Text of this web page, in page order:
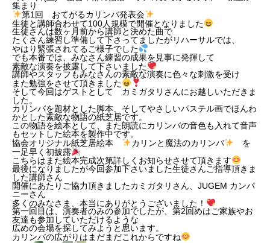
集まり
第1回 おてがるカリンバ発表会
生徒と講師合わせて100人規模で開催となりました
生徒さんは数ヶ月前から講師と決めた曲で
たくさん練習し準備して下さってましたがリハーサルでは、
やはり緊張されてるご様子でした
でも本番では、みなさん練習の成果を見事に発揮して
素敵な演奏を披露して下さいました
講師やスタッフもみなさんの素敵な演奏に色々な刺激を受け
また勉強をさせて頂きました
そして今回はゲストとして カミガタリさんにお越しいただきま
した。
カリンバを題材とした脚本、そしてやさしいパステル画でほんわ
かとした素敵な物語の紙芝居です。
この物語を絵本として、また朗読にカリンバの音色も入れて音声
もセットした絵本を製作中です。
協会オリジナル紙芝居絵本
カリンと魔法のカリンバ
を
一足早く初披露
こちらはまた絵本完成次第詳しくお知らせさせて頂きます
最後になりましたが今回参加下さいました生徒さんご指導頂きま
した講師さん
開催にあたりご協力頂きましたカミガタリさん、JUGEM カンパ
ニーさん
多くのみなさま、本当にありがとうございました！
第一回目は、演奏者のみの参加でしたが、第2回めはご家族やお
友達も参加していただけるような
広めの会場を探してみようと思います。
カリンバの広がりはまだまだこれからですね